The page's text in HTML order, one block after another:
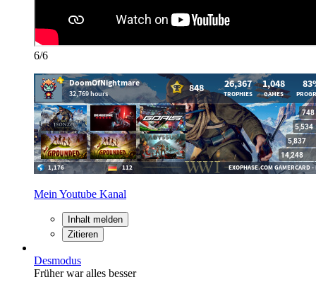
6/6
Mein Youtube Kanal
Inhalt melden
Zitieren
Desmodus
Früher war alles besser